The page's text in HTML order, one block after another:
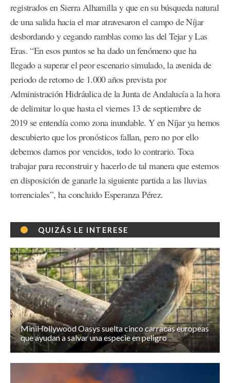
registrados en Sierra Alhamilla y que en su búsqueda natural
de una salida hacia el mar atravesaron el campo de Níjar
desbordando y cegando ramblas como las del Tejar y Las
Eras. “En esos puntos se ha dado un fenómeno que ha
llegado a superar el peor escenario simulado, la avenida de
periodo de retorno de 1.000 años prevista por
Administración Hidráulica de la Junta de Andalucía a la hora
de delimitar lo que hasta el viernes 13 de septiembre de
2019 se entendía como zona inundable. Y en Níjar ya hemos
descubierto que los pronósticos fallan, pero no por ello
debemos darnos por vencidos, todo lo contrario. Toca
trabajar para reconstruir y hacerlo de tal manera que estemos
en disposición de ganarle la siguiente partida a las lluvias
torrenciales”, ha concluido Esperanza Pérez.
QUIZÁS LE INTERESE
MiniHollywood Oasys suelta cinco carracas europeas
que ayudan a salvar una especie en peligro